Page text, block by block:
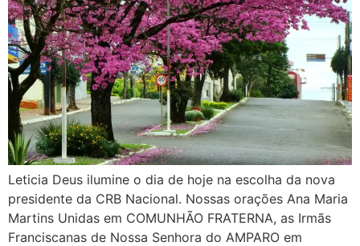
Leticia ​Deus ilumine o dia de hoje na escolha da nova
presidente da CRB Nacional. Nossas orações Ana Maria
Martins Unidas em COMUNHÃO FRATERNA, as Irmãs
Franciscanas de Nossa Senhora do AMPARO em